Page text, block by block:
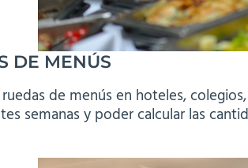
DE MENÚS
de menús en hoteles,
semanas y poder calcular las